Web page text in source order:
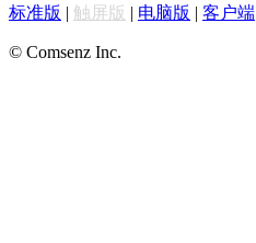
标准版 | 触屏版 | 电脑版 | 客户端
© Comsenz Inc.